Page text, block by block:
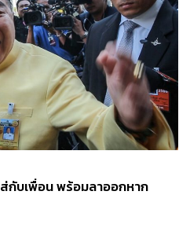
กับเพื่อน พร้อมลาออกหาก